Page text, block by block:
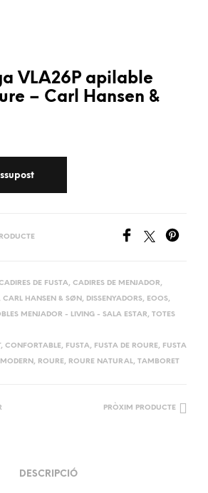
VLA26P apilable
– Carl Hansen &
DE FUSTA, CADIRES DE MENJADOR,
, CARL HANSEN & SØN , DISSENYADORS, EOOS,
MENJADOR - LIVING - SALA ESTAR, TOTES
, CONFORTABLE, FUSTA, FUSTA DE ROURE, FUSTA
, ROURE, ROURE NATURAL, TAMBORET
PRÒXIM PRODUCTE
DESCRIPCIÓ